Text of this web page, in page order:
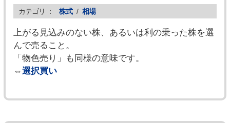
カテゴリ ： 株式 / 相場
上がる見込みのない株、あるいは利の乗った株を選
んで売ること。
「物色売り」も同様の意味です。
⇔選択買い